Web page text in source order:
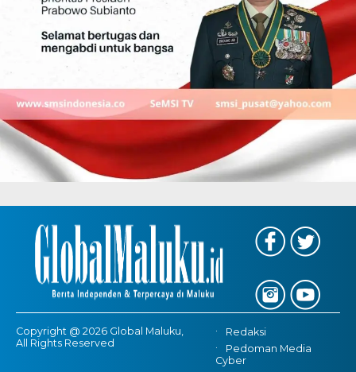
Copyright @ 2026 Global Maluku,
All Rights Reserved
Redaksi
Pedoman Media
Cyber